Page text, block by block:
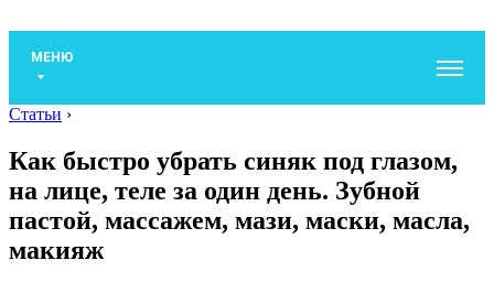
МЕНЮ
Статьи ›
Как быстро убрать синяк под глазом,
на лице, теле за один день. Зубной
пастой, массажем, мази, маски, масла,
макияж